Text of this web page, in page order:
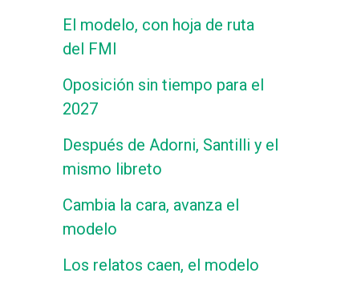
El modelo, con hoja de ruta
del FMI
Oposición sin tiempo para el
2027
Después de Adorni, Santilli y el
mismo libreto
Cambia la cara, avanza el
modelo
Los relatos caen, el modelo